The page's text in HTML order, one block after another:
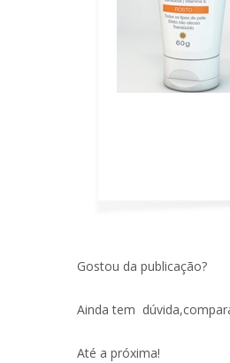
Gostou da publicação?
Ainda tem
Até a próxima!